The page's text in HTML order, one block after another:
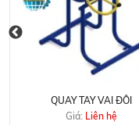
QUAY TAY VAI ĐÔI
Giá: Liên hệ